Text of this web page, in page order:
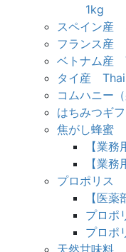
1kg
スペイン産
フランス産
ベトナム産
タイ産
コムハニー（
はちみつギ
焦がし蜂蜜
【業
【業
プロポリス
【医
プロポ
プロポ
天然甘味料